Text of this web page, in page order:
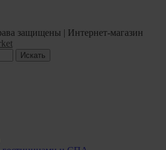
защищены | Интернет-магазин
Искать